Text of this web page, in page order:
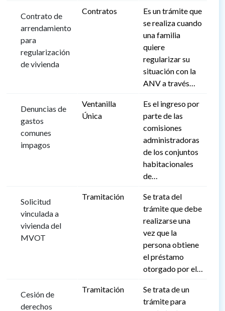
Contrato de
arrendamiento
para
regularización
de vivienda
Contratos
Es un trámite que
se realiza cuando
una familia
quiere
regularizar su
situación con la
ANV a través…
Denuncias de
gastos
comunes
impagos
Ventanilla
Única
Es el ingreso por
parte de las
comisiones
administradoras
de los conjuntos
habitacionales
de…
Solicitud
vinculada a
vivienda del
MVOT
Tramitación
Se trata del
trámite que debe
realizarse una
vez que la
persona obtiene
el préstamo
otorgado por el…
Cesión de
derechos
Tramitación
Se trata de un
trámite para